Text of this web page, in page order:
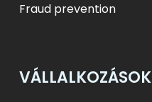
Fraud prevention
VÁLLALKOZÁSOK